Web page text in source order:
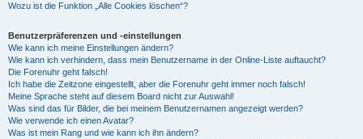
Wozu ist die Funktion „Alle Cookies löschen“?
Benutzerpräferenzen und -einstellungen
Wie kann ich meine Einstellungen ändern?
Wie kann ich verhindern, dass mein Benutzername in der Online-Liste auftaucht?
Die Forenuhr geht falsch!
Ich habe die Zeitzone eingestellt, aber die Forenuhr geht immer noch falsch!
Meine Sprache steht auf diesem Board nicht zur Auswahl!
Was sind das für Bilder, die bei meinem Benutzernamen angezeigt werden?
Wie verwende ich einen Avatar?
Was ist mein Rang und wie kann ich ihn ändern?